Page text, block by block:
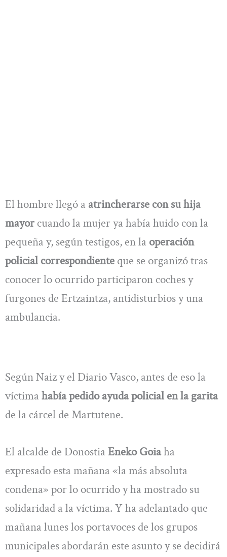
El hombre llegó a atrincherarse con su hija
mayor cuando la mujer ya había huido con la
pequeña y, según testigos, en la operación
policial correspondiente que se organizó tras
conocer lo ocurrido participaron coches y
furgones de Ertzaintza, antidisturbios y una
ambulancia.
Según Naiz y el Diario Vasco, antes de eso la
víctima había pedido ayuda policial en la garita
de la cárcel de Martutene.
El alcalde de Donostia Eneko Goiaha
expresado esta mañana «la más absoluta
condena» por lo ocurrido y ha mostrado su
solidaridad a la víctima. Y ha adelantado que
mañana lunes los portavoces de los grupos
municipales abordarán este asunto y se decidirá